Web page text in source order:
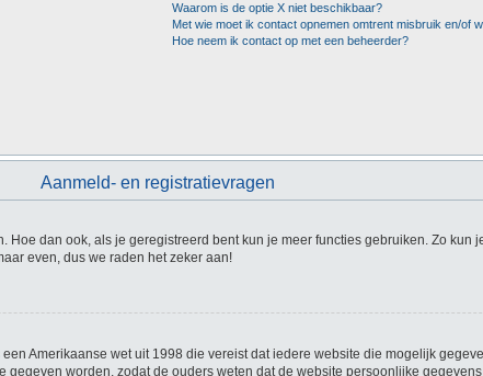
Waarom is de optie X niet beschikbaar?
Met wie moet ik contact opnemen omtrent misbruik en/of
Hoe neem ik contact op met een beheerder?
Aanmeld- en registratievragen
dan ook, als je geregistreerd bent kun je meer functies gebruiken. Zo
even, dus we raden het zeker aan!
Amerikaanse wet uit 1998 die vereist dat iedere website die mogelijk
worden, zodat de ouders weten dat de website persoonlijke